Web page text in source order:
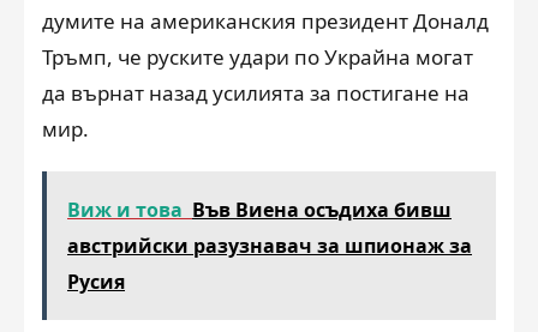
думите на американския президент Доналд
Тръмп, че руските удари по Украйна могат
да върнат назад усилията за постигане на
мир.
Виж и това Във Виена осъдиха бивш
австрийски разузнавач за шпионаж за
Русия